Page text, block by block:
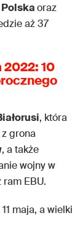
Polskaoraz
aż 37
10
, która
grona
, a także
wojny w
EBU.
maja, a wielki